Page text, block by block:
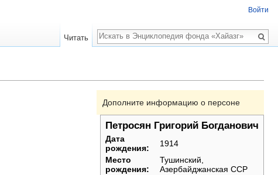
Дополните информацию о персоне
Петросян Григорий Богданович
Дата
рождения:
1914
Место
рождения:
Тушинский,
Азербайджанская ССР
Войти
Читать
Поиск